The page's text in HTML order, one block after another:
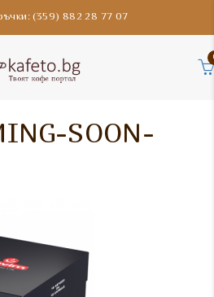
(359) 882 28 77 07
SOON-